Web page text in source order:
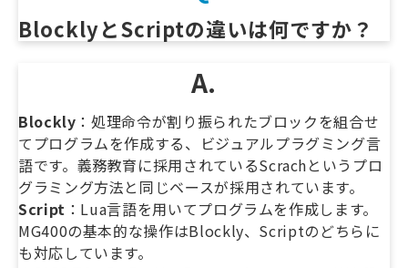
BlocklyとScriptの違いは何ですか？
A.
Blockly ：処理命令が割り振られたブロックを組合せ
てプログラムを作成する、ビジュアルプラグミング言
語です。義務教育に採用されているScrachというプロ
グラミング方法と同じベースが採用されています。
Script ：Lua言語を用いてプログラムを作成します。
MG400の基本的な操作はBlockly、Scriptのどちらに
も対応しています。